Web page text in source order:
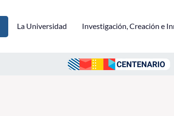
La Universidad Investigación, Creación e